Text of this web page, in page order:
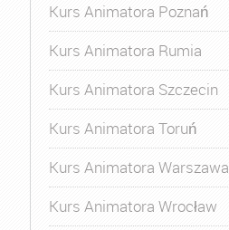
Kurs Animatora Poznań
Kurs Animatora Rumia
Kurs Animatora Szczecin
Kurs Animatora Toruń
Kurs Animatora Warszawa
Kurs Animatora Wrocław